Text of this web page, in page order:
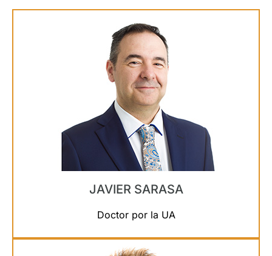
JAVIER SARASA
Doctor por la UA